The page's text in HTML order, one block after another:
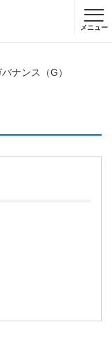
メニュー
バナンス（G）